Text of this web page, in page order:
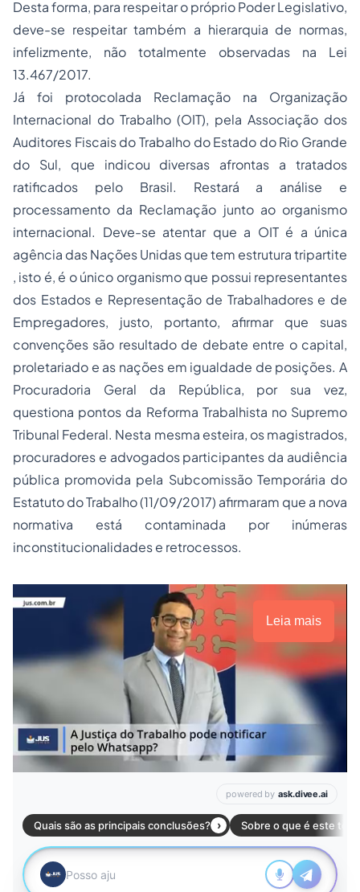
Desta forma, para respeitar o próprio Poder Legislativo,
deve-se respeitar também a hierarquia de normas,
infelizmente, não totalmente observadas na Lei
13.467/2017.
Já foi protocolada Reclamação na Organização
Internacional do Trabalho (OIT), pela Associação dos
Auditores Fiscais do Trabalho do Estado do Rio Grande
do Sul, que indicou diversas afrontas a tratados
ratificados pelo Brasil. Restará a análise e
processamento da Reclamação junto ao organismo
internacional. Deve-se atentar que a OIT é a única
agência das Nações Unidas que tem estrutura tripartite
, isto é, é o único organismo que possui representantes
dos Estados e Representação de Trabalhadores e de
Empregadores, justo, portanto, afirmar que suas
convenções são resultado de debate entre o capital,
proletariado e as nações em igualdade de posições. A
Procuradoria Geral da República, por sua vez,
questiona pontos da Reforma Trabalhista no Supremo
Tribunal Federal. Nesta mesma esteira, os magistrados,
procuradores e advogados participantes da audiência
pública promovida pela Subcomissão Temporária do
Estatuto do Trabalho (11/09/2017) afirmaram que a nova
normativa está contaminada por inúmeras
inconstitucionalidades e retrocessos.
Leia mais